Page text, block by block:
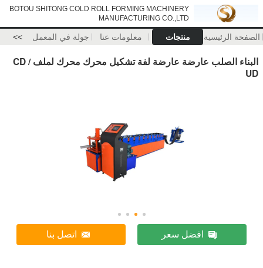
BOTOU SHITONG COLD ROLL FORMING MACHINERY
MANUFACTURING CO.,LTD
الصفحة الرئيسية منتجات معلومات عنا جولة في المعمل >>
البناء الصلب عارضة عارضة لفة تشكيل محرك محرك لملف CD /
UD
افضل سعر اتصل بنا